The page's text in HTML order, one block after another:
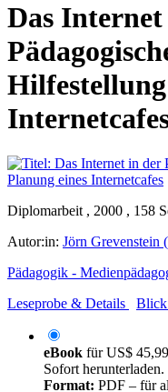
Das
Diplomarbeit , 2000 , 158
Autor:in: Jörn Grevenstein
Pädagogik -
Leseprobe & Details
Blick
eBook fürUS$ 45,99
Sofort
Format: PDF – für